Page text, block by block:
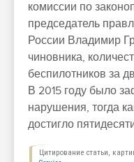
комиссии по
председатель
России Владимир
чиновника,
беспилотников за
В 2015 году было
нарушения, тогда
достигло
Цитирование статьи,